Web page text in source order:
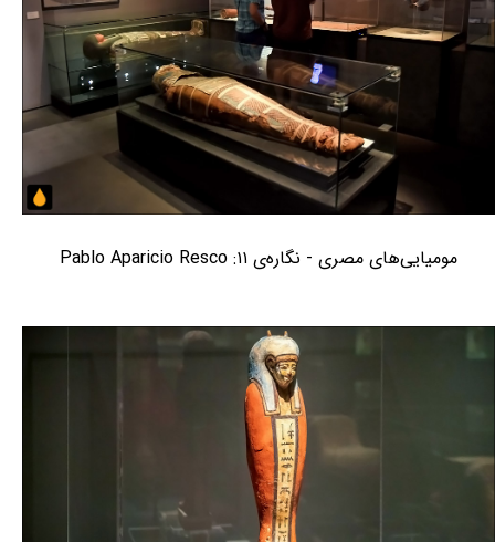
مومیایی‌های مصری - نگاره‌ی ۱۱: Pablo Aparicio Resco